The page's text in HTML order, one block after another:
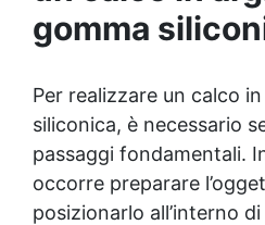
gomma
Per realizzare un calco
siliconica, è necessario
passaggi fondamentali.
occorre preparare
posizionarlo all’interno